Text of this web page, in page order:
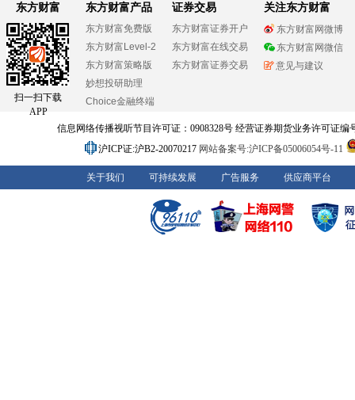
东方财富
扫一扫下载
APP
东方财富产品
东方财富免费版
东方财富Level-2
东方财富策略版
妙想投研助理
Choice金融终端
证券交易
东方财富证券开户
东方财富在线交易
东方财富证券交易
关注东方财富
东方财富网微博
东方财富网微信
意见与建议
信息网络传播视听节目许可证：0908328号 经营证券期货业务许可证编
沪ICP证:沪B2-20070217 网站备案号:沪ICP备05006054号-11
关于我们 可持续发展 广告服务 供应商平台